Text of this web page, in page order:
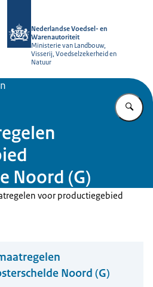
Nederlandse Voedsel- en
Warenautoriteit
Ministerie van Landbouw,
Visserij, Voedselzekerheid en
Natuur
Noord (G)
voor productiegebied
Noord (G)